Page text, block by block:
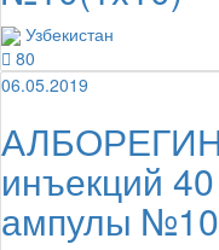
Узбекистан
80
06.05.2019
АЛБОРЕГИН
инъекций
ампулы